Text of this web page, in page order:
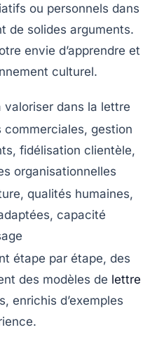
ou personnels dans
de solides arguments.
envie d’apprendre et
culturel.
valoriser dans la lettre
commerciales, gestion
fidélisation clientèle,
organisationnelles
qualités humaines,
capacité
étape par étape, des
des modèles de lettre
enrichis d’exemples